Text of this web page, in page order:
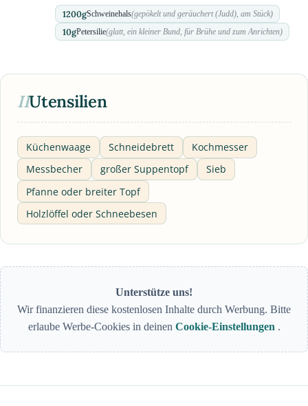
1200gSchweinehals(gepökelt und geräuchert (Judd), am Stück)
10gPetersilie(glatt, ein kleiner Bund, für Brühe und zum Anrichten)
IIUtensilien
Küchenwaage Schneidebrett
Kochmesser
Messbecher
großer Suppentopf
Sieb
Pfanne oder breiter Topf
Holzlöffel oder Schneebesen
Unterstütze uns!
Wir finanzieren diese kostenlosen Inhalte durch Werbung. Bitte
erlaube Werbe-Cookies in deinen Cookie-Einstellungen .